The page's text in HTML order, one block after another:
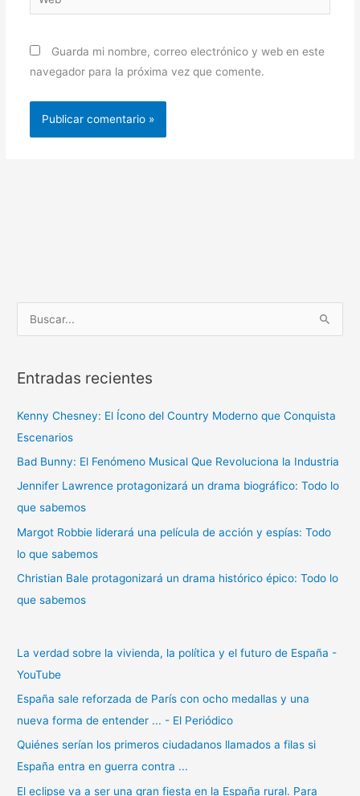
Guarda mi nombre, correo electrónico y web en este
navegador para la próxima vez que comente.
u
c
r
p
o
r
:
Entradas recientes
Kenny Chesney: El Ícono del Country Moderno que Conquista
Escenarios
Bad Bunny: El Fenómeno Musical Que Revoluciona la Industria
Jennifer Lawrence protagonizará un drama biográfico: Todo lo
que sabemos
Margot Robbie liderará una película de acción y espías: Todo
lo que sabemos
Christian Bale protagonizará un drama histórico épico: Todo lo
que sabemos
La verdad sobre la vivienda, la política y el futuro de España -
YouTube
España sale reforzada de París con ocho medallas y una
nueva forma de entender ... - El Periódico
Quiénes serían los primeros ciudadanos llamados a filas si
España entra en guerra contra ...
El eclipse va a ser una gran fiesta en la España rural. Para